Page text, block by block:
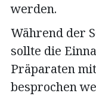
werden.
Während der
sollte die
Präparaten
besprochen